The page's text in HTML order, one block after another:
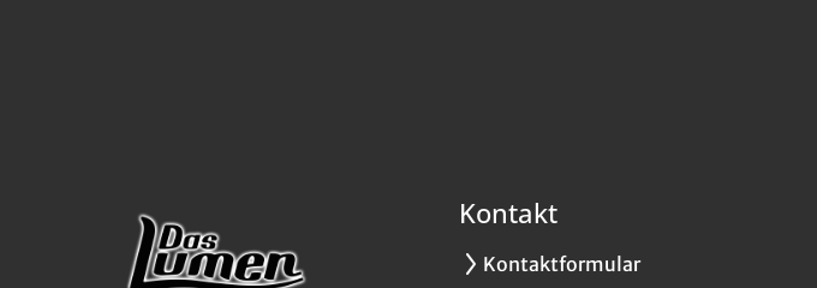
Kontakt
Kontaktformular